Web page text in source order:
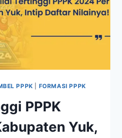
PPPK FORMASI PPPK
PPPK
Yuk,